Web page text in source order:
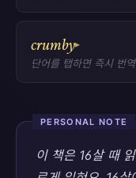
crumby▸
단어를 탭하면 즉시 번
PERSONAL NOTE
이 책은 16살 때